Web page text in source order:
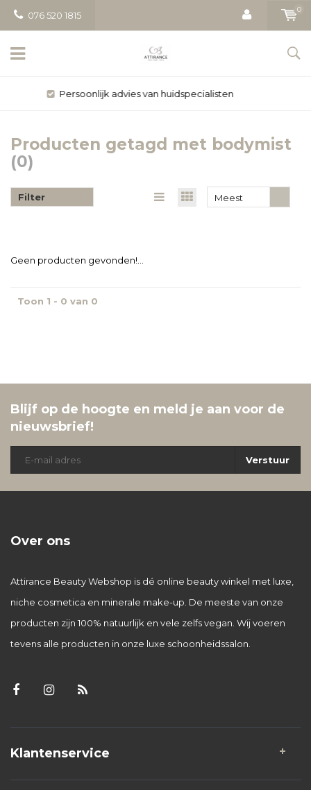
076 520 1815
0
Gratis bezorging vanaf € 50
Producten getagd met bodymist
(0)
Filter
Meest
Geen producten gevonden!...
Toon 1 - 0 van 0
Blijf op de hoogte en meld je aan voor de
nieuwsbrief!
Verstuur
Over ons
Attirance Beauty Webshop is dé online beauty winkel met luxe,
niche cosmetica en minerale make-up. De meeste van onze
producten zijn 100% natuurlijk en vele zelfs vegan. Wij voeren
tevens alle producten in onze luxe schoonheidssalon.
Klantenservice